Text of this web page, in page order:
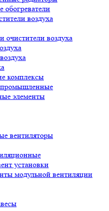
обогреватели
воздуха
очистители воздуха
комплексы
элементы
вентиляторы
установки
модульной вентиляции